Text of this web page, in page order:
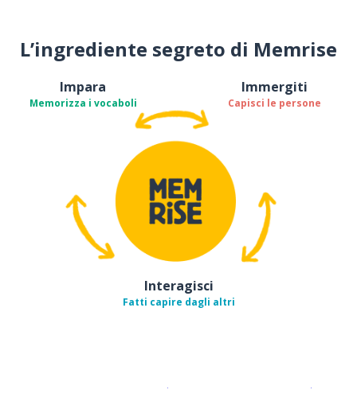
L’ingrediente segreto di Memrise
Impara
Memorizza i vocaboli
Immergiti
Capisci le persone
Interagisci
Fatti capire dagli altri